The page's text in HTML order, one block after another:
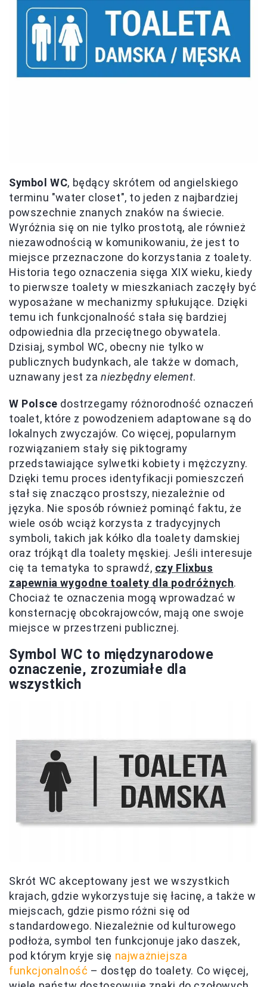
Symbol WC, będący skrótem od angielskiego
terminu "water closet", to jeden z najbardziej
powszechnie znanych znaków na świecie.
Wyróżnia się on nie tylko prostotą, ale również
niezawodnością w komunikowaniu, że jest to
miejsce przeznaczone do korzystania z toalety.
Historia tego oznaczenia sięga XIX wieku, kiedy
to pierwsze toalety w mieszkaniach zaczęły być
wyposażane w mechanizmy spłukujące. Dzięki
temu ich funkcjonalność stała się bardziej
odpowiednia dla przeciętnego obywatela.
Dzisiaj, symbol WC, obecny nie tylko w
publicznych budynkach, ale także w domach,
uznawany jest zaniezbędny element.
W Polsce dostrzegamy różnorodność oznaczeń
toalet, które z powodzeniem adaptowane są do
lokalnych zwyczajów. Co więcej, popularnym
rozwiązaniem stały się piktogramy
przedstawiające sylwetki kobiety i mężczyzny.
Dzięki temu proces identyfikacji pomieszczeń
stał się znacząco prostszy, niezależnie od
języka. Nie sposób również pominąć faktu, że
wiele osób wciąż korzysta z tradycyjnych
symboli, takich jak kółko dla toalety damskiej
oraz trójkąt dla toalety męskiej. Jeśli interesuje
cię ta tematyka to sprawdź, czy Flixbus
zapewnia wygodne toalety dla podróżnych.
Chociaż te oznaczenia mogą wprowadzać w
konsternację obcokrajowców, mają one swoje
miejsce w przestrzeni publicznej.
Symbol WC to międzynarodowe
oznaczenie, zrozumiałe dla
wszystkich
Skrót WC akceptowany jest we wszystkich
krajach, gdzie wykorzystuje się łacinę, a także w
miejscach, gdzie pismo różni się od
standardowego. Niezależnie od kulturowego
podłoża, symbol ten funkcjonuje jako daszek,
pod którym kryje się najważniejsza
funkcjonalność – dostęp do toalety. Co więcej,